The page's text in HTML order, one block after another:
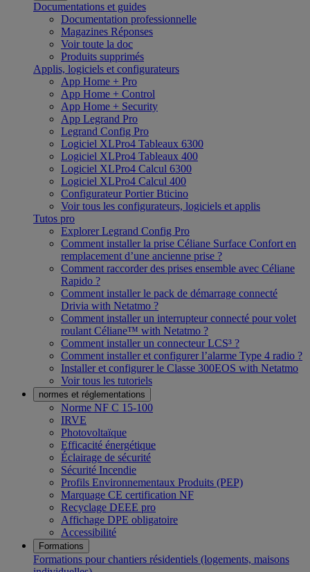
Documentations et guides
Documentation professionnelle
Magazines Réponses
Voir toute la doc
Produits supprimés
Applis, logiciels et configurateurs
App Home + Pro
App Home + Control
App Home + Security
App Legrand Pro
Legrand Config Pro
Logiciel XLPro4 Tableaux 6300
Logiciel XLPro4 Tableaux 400
Logiciel XLPro4 Calcul 6300
Logiciel XLPro4 Calcul 400
Configurateur Portier Bticino
Voir tous les configurateurs, logiciels et applis
Tutos pro
Explorer Legrand Config Pro
Comment installer la prise Céliane Surface Confort en
remplacement d’une ancienne prise ?
Comment raccorder des prises ensemble avec Céliane
Rapido ?
Comment installer le pack de démarrage connecté
Drivia with Netatmo ?
Comment installer un interrupteur connecté pour volet
roulant Céliane™ with Netatmo ?
Comment installer un connecteur LCS³ ?
Comment installer et configurer l’alarme Type 4 radio ?
Installer et configurer le Classe 300EOS with Netatmo
Voir tous les tutoriels
normes et réglementations
Norme NF C 15-100
IRVE
Photovoltaïque
Efficacité énergétique
Éclairage de sécurité
Sécurité Incendie
Profils Environnementaux Produits (PEP)
Marquage CE certification NF
Recyclage DEEE pro
Affichage DPE obligatoire
Accessibilité
Formations
Formations pour chantiers résidentiels (logements, maisons